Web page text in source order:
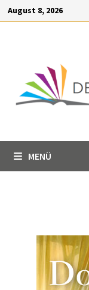
springen
August 8, 2026
MENÜ